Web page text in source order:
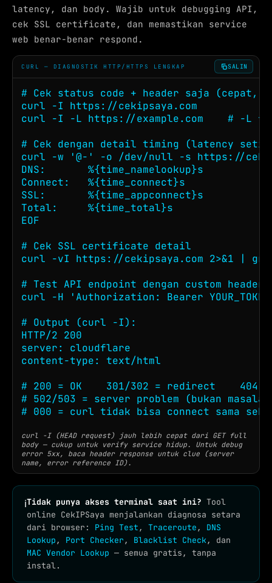
latency, dan body. Wajib untuk debugging API,
cek SSL certificate, dan memastikan service
web benar-benar respond.
CURL — DIAGNOSTIK HTTP/HTTPS LENGKAP SALIN
# Cek status code + header saja (cepat,
curl -I https://cekipsaya.com
curl -I -L https://example.com    # -L
# Cek dengan detail timing (latency
curl -w '@-' -o /dev/null -s https://
DNS:       %{time_namelookup}s
Connect:   %{time_connect}s
SSL:       %{time_appconnect}s
Total:     %{time_total}s
EOF
# Cek SSL certificate detail
curl -vI https://cekipsaya.com 2>&1 |
# Test API endpoint dengan custom header
curl -H 'Authorization: Bearer
# Output (curl -I):
HTTP/2 200
server: cloudflare
content-type: text/html
# 200 = OK    301/302 = redirect    404
# 502/503 = server problem (bukan masalah
# 000 = curl tidak bisa connect sama
curl -I (HEAD request) jauh lebih cepat dari GET full
body — cukup untuk verify service hidup. Untuk debug
error 5xx, baca header response untuk clue (server
name, error reference ID).
ℹTidak punya akses terminal saat ini? Tool
online CekIPSaya menjalankan diagnosa setara
dari browser: Ping Test,Traceroute, DNS
Lookup, Port Checker, Blacklist Check, dan
MAC Vendor Lookup — semua gratis, tanpa
instal.